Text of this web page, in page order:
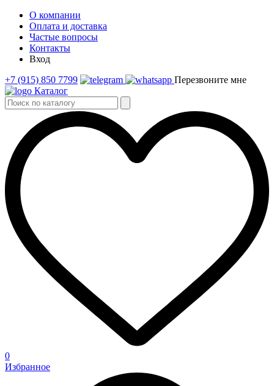
О компании
Оплата и доставка
Частые вопросы
Контакты
Вход
+7 (915) 850 7799
Перезвоните мне
Каталог
0
Избранное